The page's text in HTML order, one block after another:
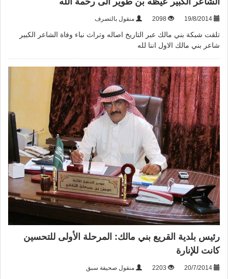
2098 منقول بالتصرف
تلقت شبكة بني مالك عبر التاريخ اصاله وتراث نباء وفاة الشاعر الكبير
شاعر بني مالك الاول اننا لله
رئيس بلدية القريع بني مالك: المرحلة الأولى للتحسين
كانت للإنارة
2203 منقول صحيفة سبق